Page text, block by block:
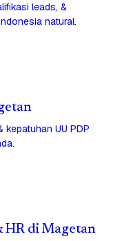
leads, &
natural.
kepatuhan UU PDP
HR di Magetan